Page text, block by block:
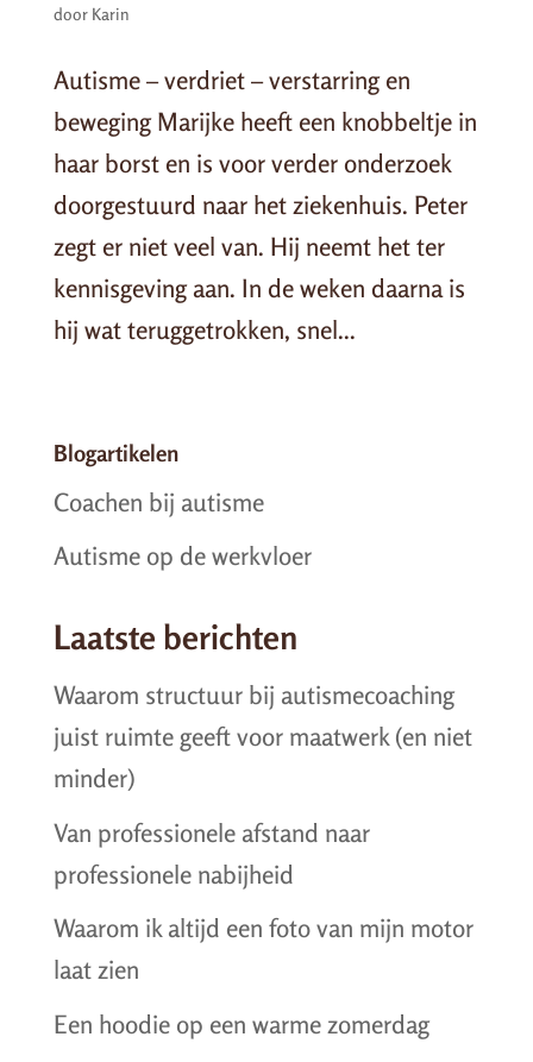
door Karin
Autisme – verdriet – verstarring en
beweging Marijke heeft een knobbeltje in
haar borst en is voor verder onderzoek
doorgestuurd naar het ziekenhuis. Peter
zegt er niet veel van. Hij neemt het ter
kennisgeving aan. In de weken daarna is
hij wat teruggetrokken, snel...
Blogartikelen
Coachen bij autisme
Autisme op de werkvloer
Laatste berichten
Waarom structuur bij autismecoaching
juist ruimte geeft voor maatwerk (en niet
minder)
Van professionele afstand naar
professionele nabijheid
Waarom ik altijd een foto van mijn motor
laat zien
Een hoodie op een warme zomerdag